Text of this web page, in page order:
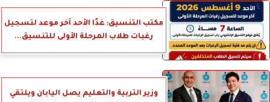
مكتب التنسيق: غدًا الأحد آخر موعد لتسجيل
رغبات طلاب المرحلة الأولى للتنسيق...
وزير التربية والتعليم يصل اليابان ويلتقي